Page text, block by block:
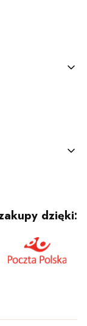
dzięki: